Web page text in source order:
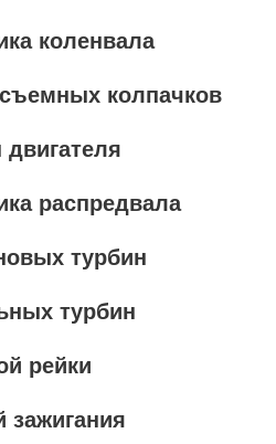
коленвала
колпачков
распредвала
турбин
турбин
рейки
зажигания